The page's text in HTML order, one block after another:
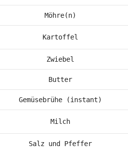
Möhre(n)
Kartoffel
Zwiebel
Butter
Gemüsebrühe (instant)
Milch
Salz und Pfeffer